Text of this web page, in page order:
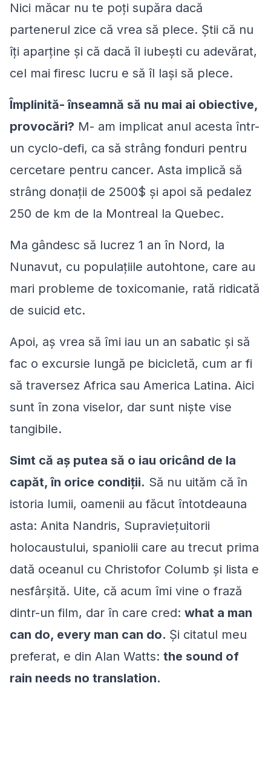
Nici măcar nu te poți supăra dacă
partenerul zice că vrea să plece. Ştii că nu
îţi aparține şi că dacă îl iubești cu adevărat,
cel mai firesc lucru e să îl lași să plece.
Împlinită- înseamnă să nu mai ai obiective,
provocări? M- am implicat anul acesta într-
un cyclo-defi, ca să strâng fonduri pentru
cercetare pentru cancer. Asta implică să
strâng donații de 2500$ şi apoi să pedalez
250 de km de la Montreal la Quebec.
Ma gândesc să lucrez 1 an în Nord, la
Nunavut, cu populațiile autohtone, care au
mari probleme de toxicomanie, rată ridicată
de suicid etc.
Apoi, aş vrea să îmi iau un an sabatic şi să
fac o excursie lungă pe bicicletă, cum ar fi
să traversez Africa sau America Latina. Aici
sunt în zona viselor, dar sunt niște vise
tangibile.
Simt că aş putea să o iau oricând de la
capăt, în orice condiții. Să nu uităm că în
istoria lumii, oamenii au făcut întotdeauna
asta: Anita Nandris, Supraviețuitorii
holocaustului, spaniolii care au trecut prima
dată oceanul cu Christofor Columb şi lista e
nesfârșită. Uite, că acum îmi vine o frază
dintr-un film, dar în care cred: what a man
can do, every man can do. Şi citatul meu
preferat, e din Alan Watts: the sound of
rain needs no translation.